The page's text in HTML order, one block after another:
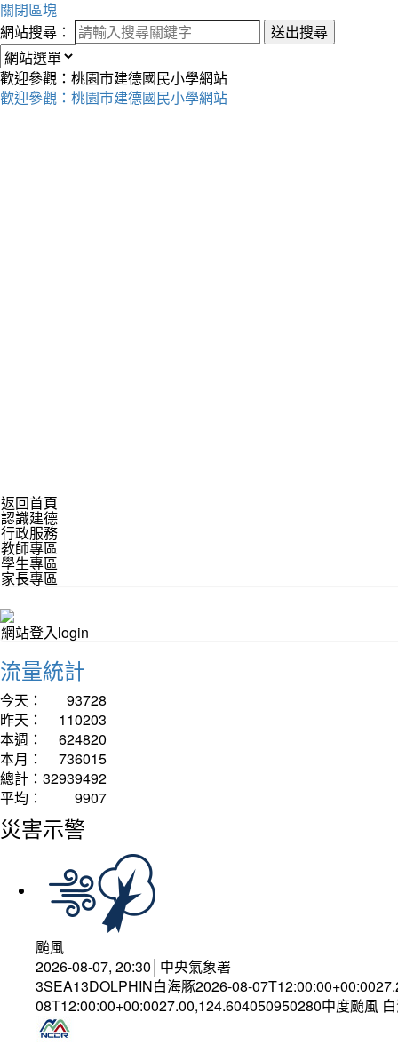
關閉區塊
網站搜尋：
送出搜尋
歡迎參觀：桃園市建德國民小學網站
歡迎參觀：桃園市建德國民小學網站
返回首頁
認識建德
行政服務
教師專區
學生專區
家長專區
網站登入login
流量統計
今天：
93728
昨天：
110203
本週：
624820
本月：
736015
總計： 32939492
平均：
9907
災害示警
颱風
2026-08-07, 20:30│中央氣象署
3SEA13DOLPHIN白海豚2026-08-
08T12:00:00+00:0027.00,124.604050950280中度颱風